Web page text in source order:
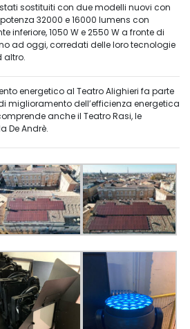
sostituiti con due modelli nuovi con
32000 e 16000 lumens con
inferiore, 1050 W e 2550 W a fronte di
ad oggi, corredati delle loro tecnologie
altro.
energetico al Teatro Alighieri fa parte
miglioramento dell’efficienza energetica
anche il Teatro Rasi, le
De Andrè.